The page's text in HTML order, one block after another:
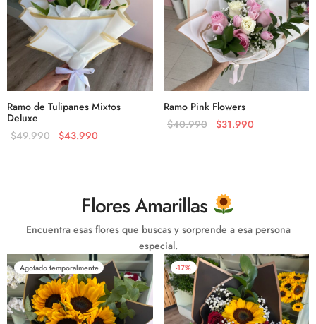
Ramo de Tulipanes Mixtos
Deluxe
$49.990 $43.990
Ramo Pink Flowers
$40.990 $31.990
Flores Amarillas
Encuentra esas flores que buscas y sorprende a esa persona
especial.
Agotado temporalmente -17%